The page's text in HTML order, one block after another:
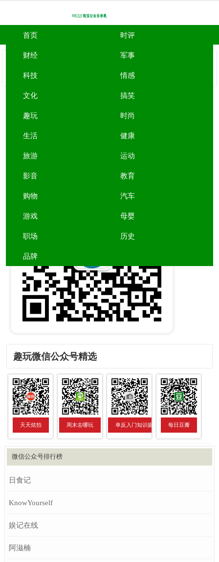
首页 时评
财经 军事
科技 情感
文化 搞笑
趣玩 时尚
生活 健康
旅游 运动
影音 教育
购物 汽车
游戏 母婴
职场 历史
品牌
信公众号
周冲的影像声色
收录时间：2019/10/3 13:50:13
趣玩微信公众号精选
天天炫拍 周末去哪玩 单反入门知识摄影技巧数码
每日豆瓣
微信公众号排行榜
日食记
KnowYourself
娱记在线
阿滋楠